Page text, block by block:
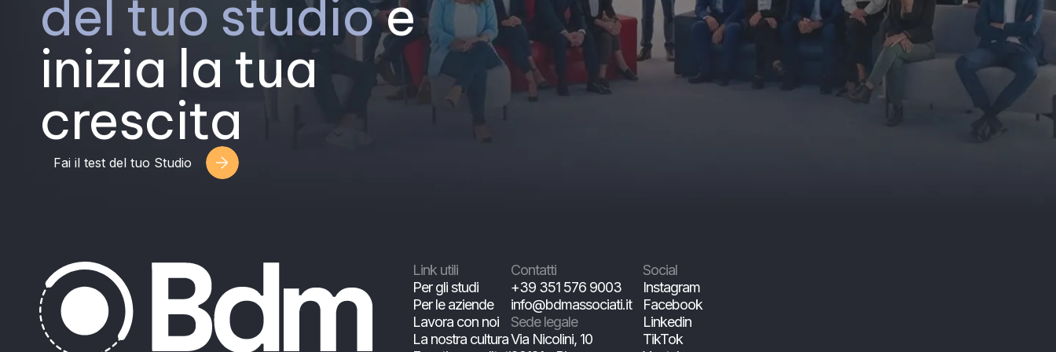
del tuo studioe
inizia la tua
crescita
Fai il test del tuo Studio
Link utili
Per gli studi
Per le aziende
Lavora con noi
La nostra cultura
Contatti
+39 351 576 9003
info@bdmassociati.it
Sede legale
Via Nicolini, 10
Social
Instagram
Facebook
Linkedin
TikTok